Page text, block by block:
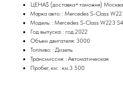
ЦЕНА$ (доставка+таможня)
Марка авто: : Mercedes S-Class
Модель: : Mercedes S-Class W223
Год выпуска: : год.2022
Объем двигателя: 3000
Топливо: : Дизель
Трансмиссия: : Автоматическая
Пробег, км: : км.3 500